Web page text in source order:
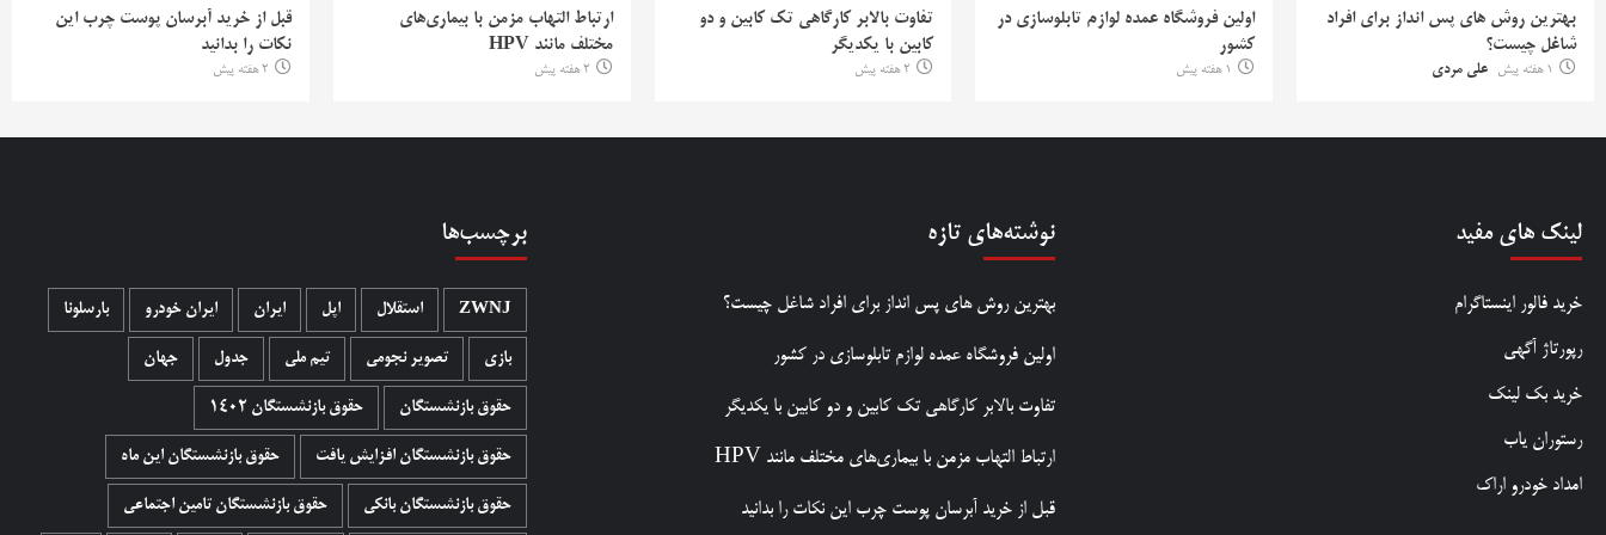
بهترین روش‌ های پس‌ انداز برای افراد
شاغل چیست؟
1 هفته پیش علی مردی
اولین فروشگاه عمده لوازم تابلوسازی در
کشور
1 هفته پیش
تفاوت بالابر کارگاهی تک کابین و دو
کابین با یکدیگر
2 هفته پیش
ارتباط التهاب مزمن با بیماری‌های
مختلف مانند HPV
2 هفته پیش
قبل از خرید آبرسان پوست چرب این
نکات را بدانید
2 هفته پیش
لینک های مفید
خرید فالور اینستاگرام
رپورتاژ آگهی
خرید بک لینک
رستوران یاب
امداد خودرو اراک
نوشته‌های تازه
بهترین روش‌ های پس‌ انداز برای افراد شاغل چیست؟
اولین فروشگاه عمده لوازم تابلوسازی در کشور
تفاوت بالابر کارگاهی تک کابین و دو کابین با یکدیگر
ارتباط التهاب مزمن با بیماری‌های مختلف مانند HPV
قبل از خرید آبرسان پوست چرب این نکات را بدانید
برچسب‌ها
ZWNJ استقلال اپل ایران ایران خودرو بارسلونا
بازی تصویر نجومی تیم ملی جدول جهان
حقوق بازنشستگان حقوق بازنشستگان 1402
حقوق بازنشستگان افزایش یافت حقوق بازنشستگان این ماه
حقوق بازنشستگان بانکی حقوق بازنشستگان تامین اجتماعی